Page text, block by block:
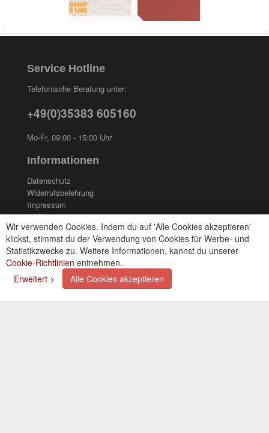
Wir verwenden Cookies. Indem du auf 'Alle Cookies akzeptieren'
klickst, stimmst du der Verwendung von Cookies für Werbe- und
Statistikzwecke zu. Weitere Informationen, kannst du unserer
Cookie-Richtlinien entnehmen.
Erweitert >
Alle Cookies akzeptieren
Service Hotline
Telefonische Beratung unter:
+49(0)35383 605160
Mo-Fr, 09:00 - 15:00 Uhr
Informationen
Datenschutz
Widerrufsbelehrung
Impressum
AGB
Kontakt
Cookies einstellungen
Zahlungsarten